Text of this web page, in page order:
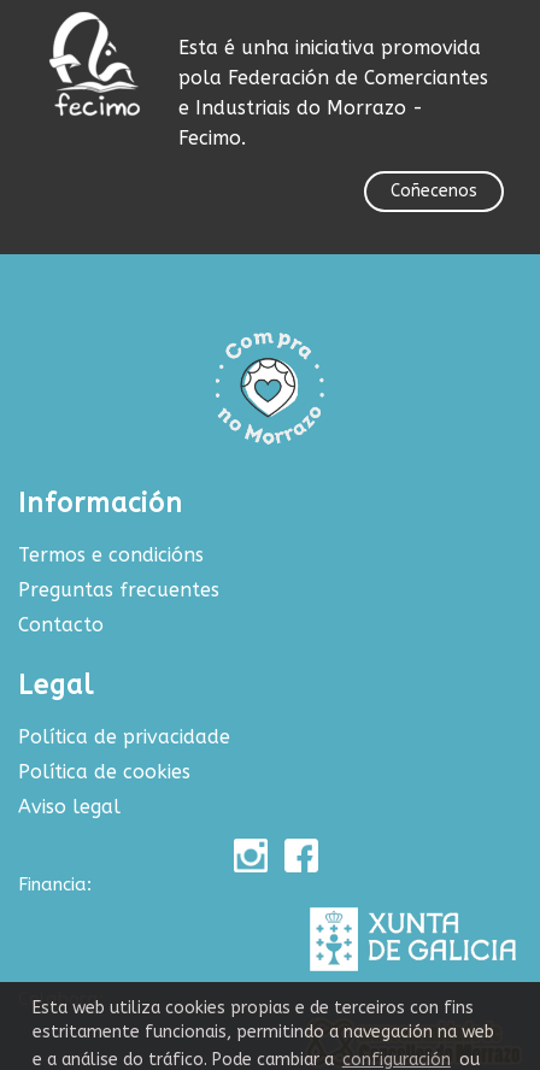
Esta é unha iniciativa promovida
pola Federación de Comerciantes
e Industriais do Morrazo -
Fecimo.
Coñecenos
Información
Termos e condicións
Preguntas frecuentes
Contacto
Legal
Política de privacidade
Política de cookies
Aviso legal
Financia:
Colabora:
Esta web utiliza cookies propias e de terceiros con fins
estritamente funcionais, permitindo a navegación na web
e a análise do tráfico. Pode cambiar a configuración ou